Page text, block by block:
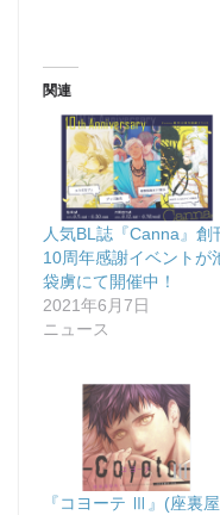
関連
人気BL誌『Canna』創
10周年感謝イベントが
袋虜にて開催中！
2021年6月7日
ニュース
『コヨーテ Ⅲ』(座裏屋